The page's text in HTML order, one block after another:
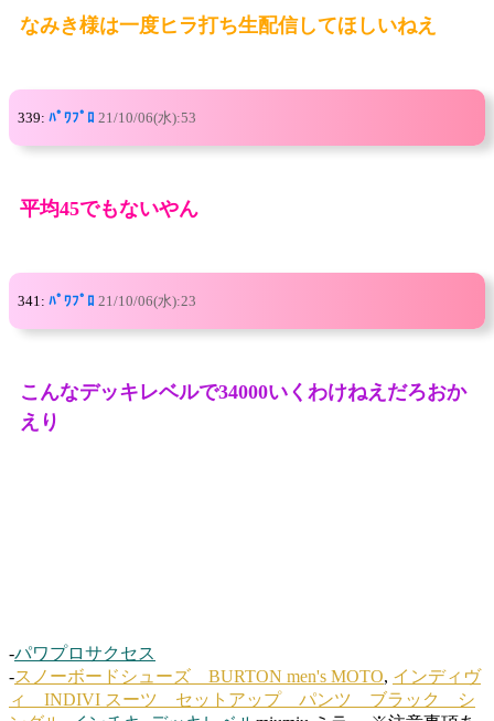
なみき様は一度ヒラ打ち生配信してほしいねえ
339: ﾊﾟﾜﾌﾟﾛ 21/10/06(水):53
平均45でもないやん
341: ﾊﾟﾜﾌﾟﾛ 21/10/06(水):23
こんなデッキレベルで34000いくわけねえだろおか
えり
-パワプロサクセス
-スノーボードシューズ BURTON men's MOTO, インディヴ
ィ INDIVI スーツ セットアップ パンツ ブラック シ